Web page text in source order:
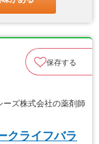
保存する
ズ株式会社の薬剤師
クライフバラ